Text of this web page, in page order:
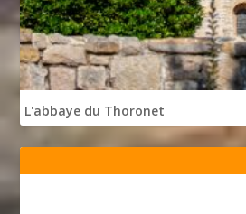
L'abbaye du Thoronet